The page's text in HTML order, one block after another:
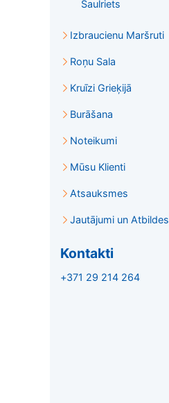
Saulriets
Izbraucienu Maršruti
Roņu Sala
Kruīzi Grieķijā
Burāšana
Noteikumi
Mūsu Klienti
Atsauksmes
Jautājumi un Atbildes
Kontakti
+371 29 214 264